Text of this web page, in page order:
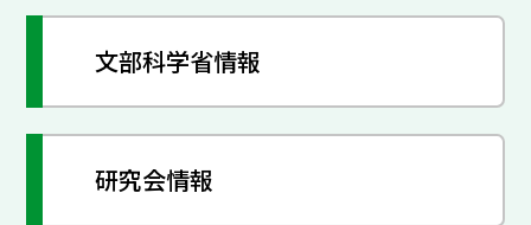
文部科学省情報
研究会情報